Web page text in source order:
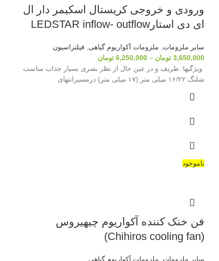
ورودی و خروجی کریستال اسکیمر دار ال
ای دی استارLEDSTAR inflow- outflow
سایر ملزومات ملزومات آکواریوم گیاهی
فیلتراسیون
3,650,000 تومان –
6,250,000 تومان
ویژگیها: ظریف و در عین حال از نظر بصری بسیار جذاب مناسب
شلنگ ۱۶/۲۲ میلی متر (۱۷ میلی متر) درمسیرانتهای
ناموجود
فن خنک کننده آکواریوم چیهیروس
(Chihiros cooling fan)
سایر ملزومات
ملزومات آکواریوم گیاهی